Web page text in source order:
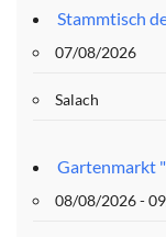
Stammtisch
07/08/2026
Salach
Gartenmarkt
08/08/2026 -